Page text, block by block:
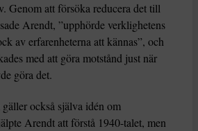
Genom att försöka reducera det till
Arendt, ”upphörde verklighetens
av erfarenheterna att kännas”, och
med att göra motstånd just när
göra det.
också själva idén om
Arendt att förstå 1940-talet, men